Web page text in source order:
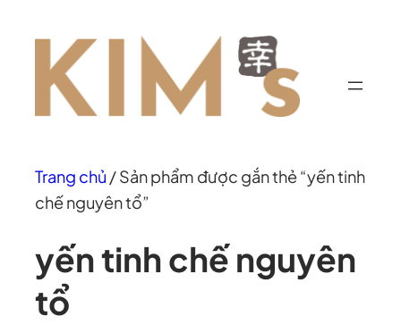
đến
dung
Trang chủ / Sản phẩm được gắn thẻ “yến tinh
chế nguyên tổ”
yến tinh chế nguyên
tổ